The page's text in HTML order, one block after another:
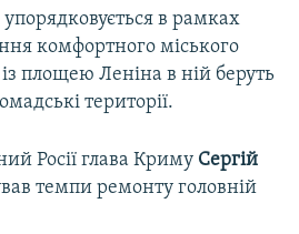
в рамках
комфортного міського
площею Леніна в ній беруть
території.
Росії глава Криму Сергій
темпи ремонту головній